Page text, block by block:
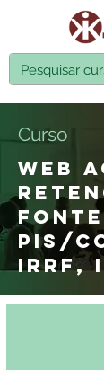
Curso
WEB
FONTE
PIS/
IRRF,